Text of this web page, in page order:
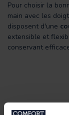
Pour choisir la
main avec les
disposent d'une
extensible et
conservant